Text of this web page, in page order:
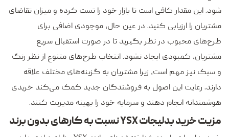
شود. این مقدار کافی است تا بازار خود را تست کرده و میزان تقاضای
مشتریان را ارزیابی کنید. در عین حال، موجودی اضافی برای
طرح‌های محبوب در نظر بگیرید تا در صورت استقبال سریع
مشتریان، کمبودی ایجاد نشود. انتخاب طرح‌های متنوع از نظر رنگ
و سبک نیز مهم است، زیرا مشتریان به گزینه‌های مختلف علاقه
دارند. رعایت این اصول به فروشندگان جدید کمک می‌کند خریدی
هوشمندانه انجام دهند و سرمایه خود را بهینه مدیریت کنند.
مزیت خرید بدلیجات YSX نسبت به کارهای بدون برند